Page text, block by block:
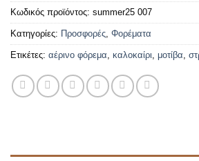
Κωδικός προϊόντος: summer25 007
Κατηγορίες: Προσφορές, Φορέματα
Ετικέτες: αέρινο φόρεμα, καλοκαίρι, μοτίβα,